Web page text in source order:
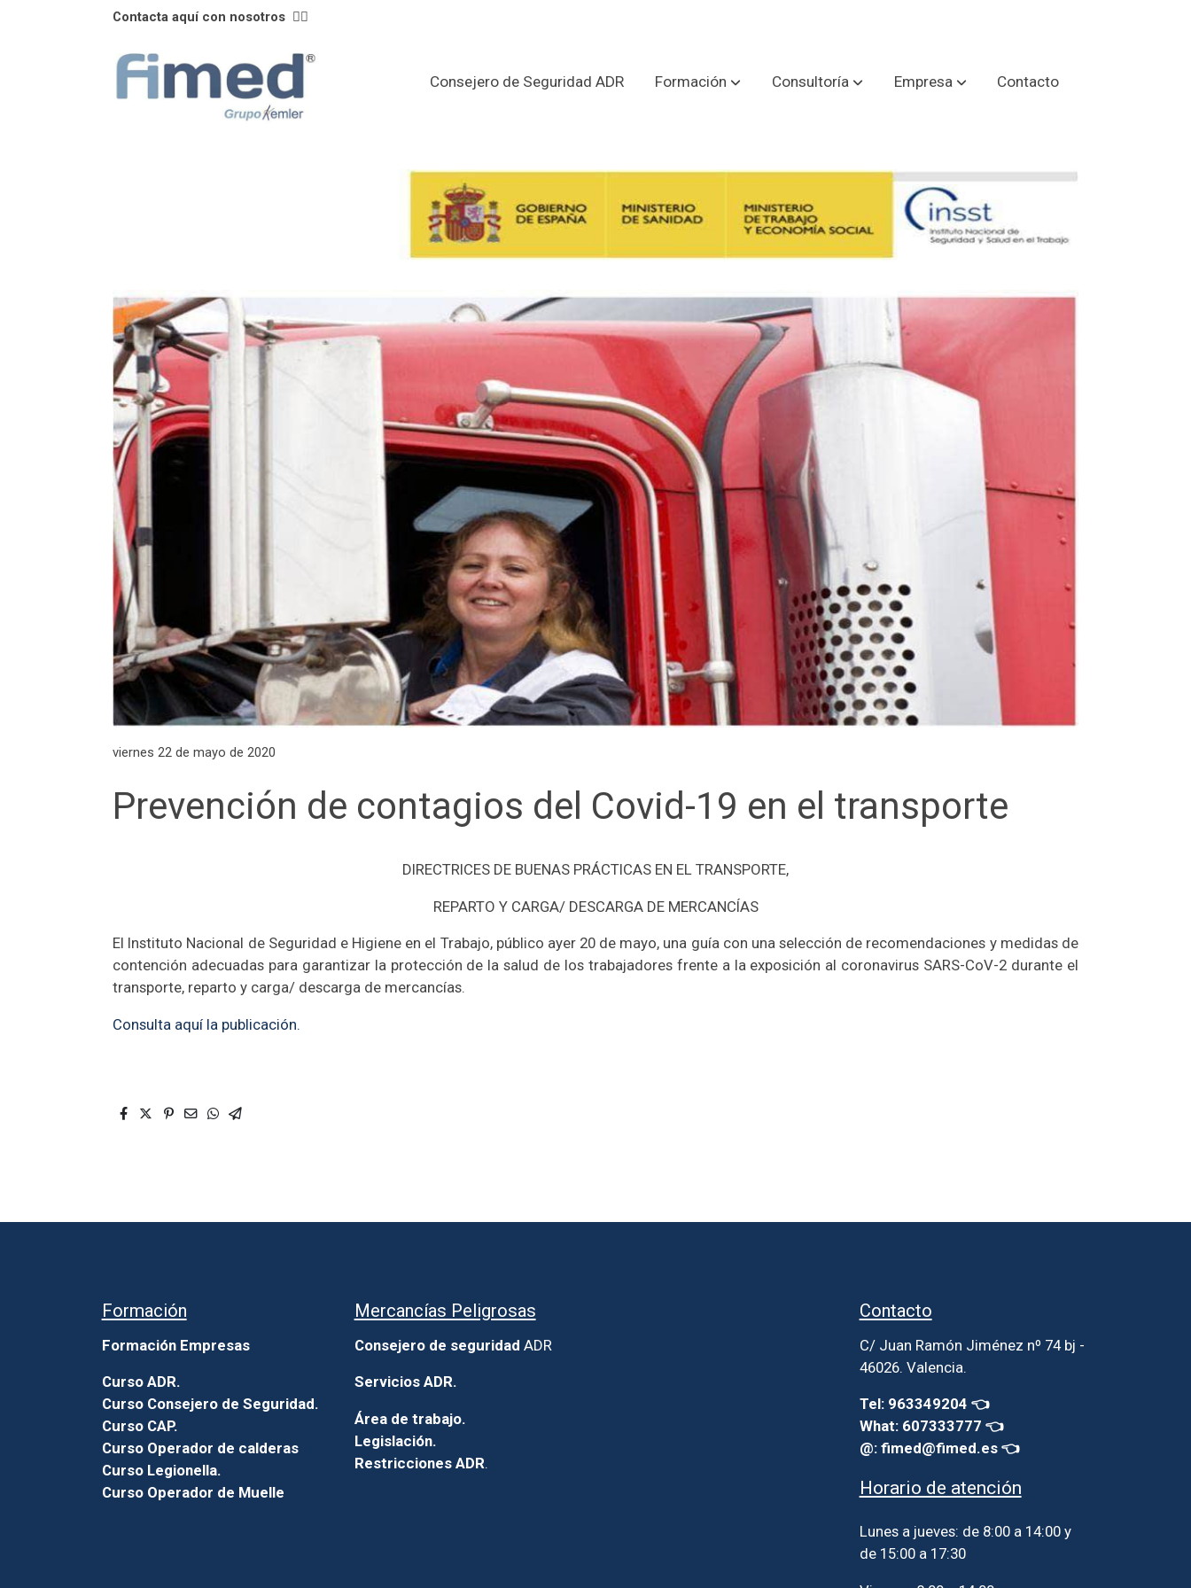
Contacta aquí con nosotros 👈🏼
Consejero de Seguridad ADR Formación Consultoría Empresa Contacto
viernes 22 de mayo de 2020
Prevención de contagios del Covid-19 en el transporte
DIRECTRICES DE BUENAS PRÁCTICAS EN EL TRANSPORTE,
REPARTO Y CARGA/ DESCARGA DE MERCANCÍAS
El Instituto Nacional de Seguridad e Higiene en el Trabajo, público ayer 20 de mayo, una guía con una selección de recomendaciones y medidas de
contención adecuadas para garantizar la protección de la salud de los trabajadores frente a la exposición al coronavirus SARS-CoV-2 durante el
transporte, reparto y carga/ descarga de mercancías.
Consulta aquí la publicación.
Formación
Formación Empresas
Curso ADR.
Curso Consejero de Seguridad.
Curso CAP.
Curso Operador de calderas
Curso Legionella.
Curso Operador de Muelle
Mercancías Peligrosas
Consejero de seguridad ADR
Servicios ADR.
Área de trabajo.
Legislación.
Restricciones ADR.
Contacto
C/ Juan Ramón Jiménez nº 74 bj -
46026. Valencia.
Tel: 963349204 👈
What: 607333777 👈
@: fimed@fimed.es 👈
Horario de atención
Lunes a jueves: de 8:00 a 14:00 y
de 15:00 a 17:30